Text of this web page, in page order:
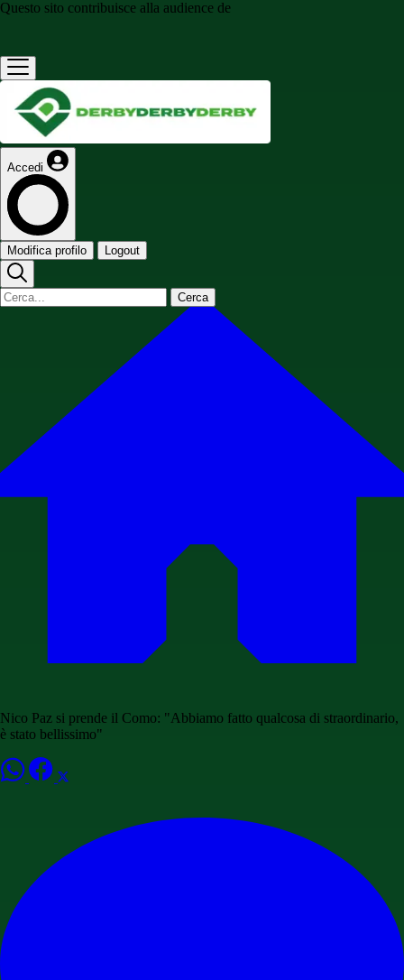
Questo sito contribuisce alla audience de
Accedi
Modifica profilo Logout
Cerca
Nico Paz si prende il Como: "Abbiamo fatto qualcosa di straordinario,
è stato bellissimo"